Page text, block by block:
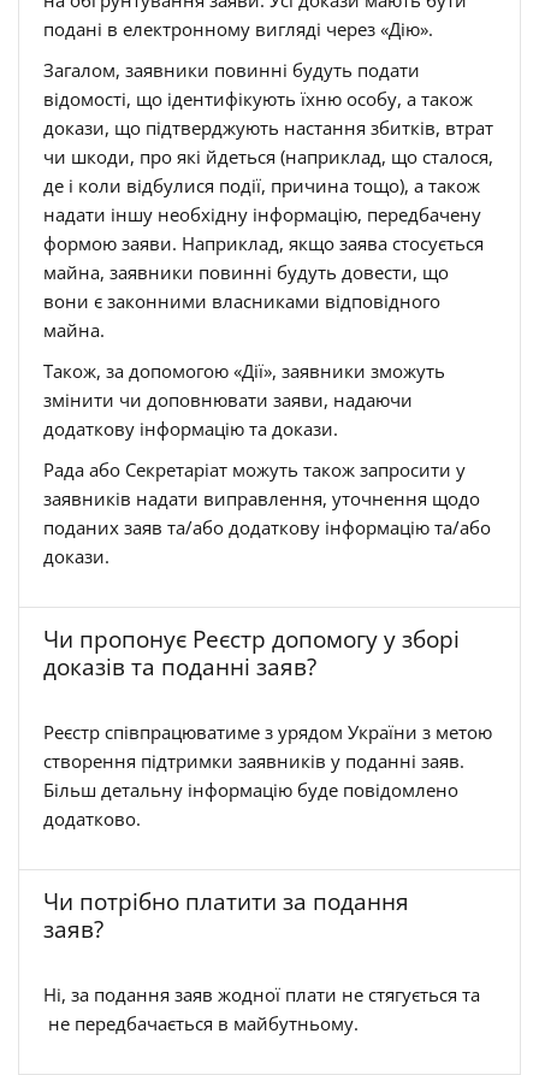
подані в електронному вигляді через «Дію».
Загалом, заявники повинні будуть подати
відомості, що ідентифікують їхню особу, а також
докази, що підтверджують настання збитків, втрат
чи шкоди, про які йдеться (наприклад, що сталося,
де і коли відбулися події, причина тощо), а також
надати іншу необхідну інформацію, передбачену
формою заяви. Наприклад, якщо заява стосується
майна, заявники повинні будуть довести, що
вони є законними власниками відповідного
майна.
Також, за допомогою «Дії», заявники зможуть
змінити чи доповнювати заяви, надаючи
додаткову інформацію та докази.
Рада або Секретаріат можуть також запросити у
заявників надати виправлення, уточнення щодо
поданих заяв та/або додаткову інформацію та/або
докази.
Чи пропонує Реєстр допомогу у зборі
доказів та поданні заяв?
Реєстр співпрацюватиме з урядом України з метою
створення підтримки заявників у поданні заяв.
Більш детальну інформацію буде повідомлено
додатково.
Чи потрібно платити за подання
заяв?
Ні, за подання заяв жодної плати не стягується та
не передбачається в майбутньому.